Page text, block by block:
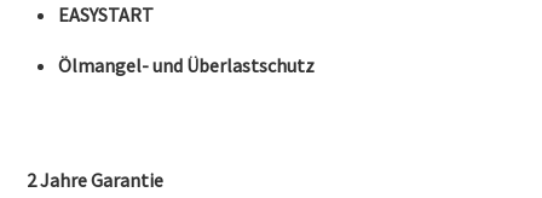
EASYSTART
Ölmangel- und Überlastschutz
2 Jahre Garantie